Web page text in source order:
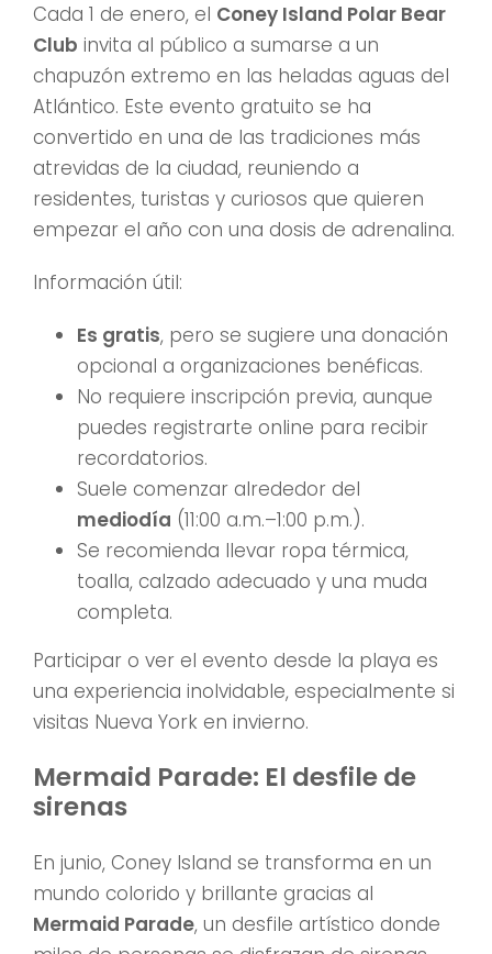
Cada 1 de enero, el Coney Island Polar Bear
Club invita al público a sumarse a un
chapuzón extremo en las heladas aguas del
Atlántico. Este evento gratuito se ha
convertido en una de las tradiciones más
atrevidas de la ciudad, reuniendo a
residentes, turistas y curiosos que quieren
empezar el año con una dosis de adrenalina.
Información útil:
Es gratis, pero se sugiere una donación
opcional a organizaciones benéficas.
No requiere inscripción previa, aunque
puedes registrarte online para recibir
recordatorios.
Suele comenzar alrededor del
mediodía (11:00 a.m.–1:00 p.m.).
Se recomienda llevar ropa térmica,
toalla, calzado adecuado y una muda
completa.
Participar o ver el evento desde la playa es
una experiencia inolvidable, especialmente si
visitas Nueva York en invierno.
Mermaid Parade: El desfile de
sirenas
En junio, Coney Island se transforma en un
mundo colorido y brillante gracias al
Mermaid Parade, un desfile artístico donde